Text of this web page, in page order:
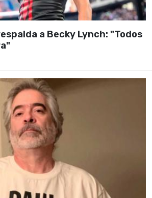
a Becky Lynch: "Todos